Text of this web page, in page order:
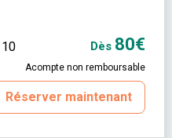
10 Dès 80€
Acompte non remboursable
Réserver maintenant